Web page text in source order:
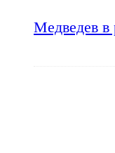
Медведев в